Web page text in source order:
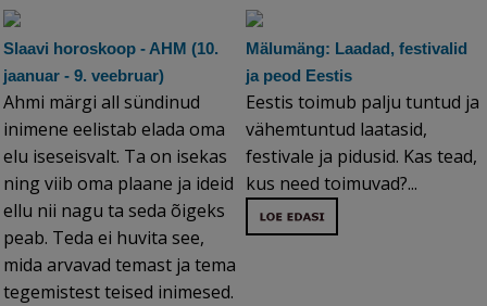
Slaavi horoskoop - AHM (10.
jaanuar - 9. veebruar)
Ahmi märgi all sündinud
inimene eelistab elada oma
elu iseseisvalt. Ta on isekas
ning viib oma plaane ja ideid
ellu nii nagu ta seda õigeks
peab. Teda ei huvita see,
mida arvavad temast ja tema
tegemistest teised inimesed.
Mälumäng: Laadad, festivalid
ja peod Eestis
Eestis toimub palju tuntud ja
vähemtuntud laatasid,
festivale ja pidusid. Kas tead,
kus need toimuvad?...